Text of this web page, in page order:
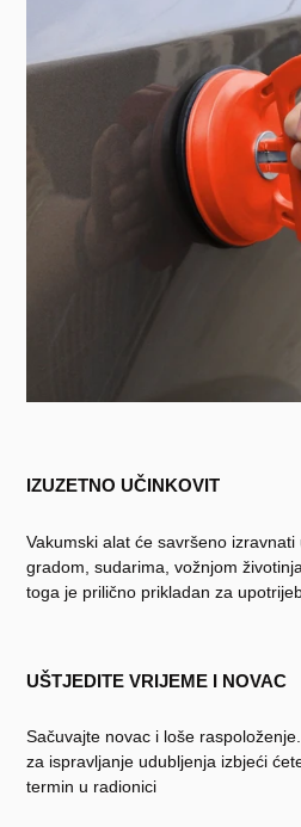
IZUZETNO UČINKOVIT
Vakumski alat će savršeno
gradom, sudarima, vožnjom
toga je prilično prikladan za
UŠTJEDITE VRIJEME I NOVAC
Sačuvajte novac i loše
za ispravljanje udubljenja izbjeći
termin u radionici